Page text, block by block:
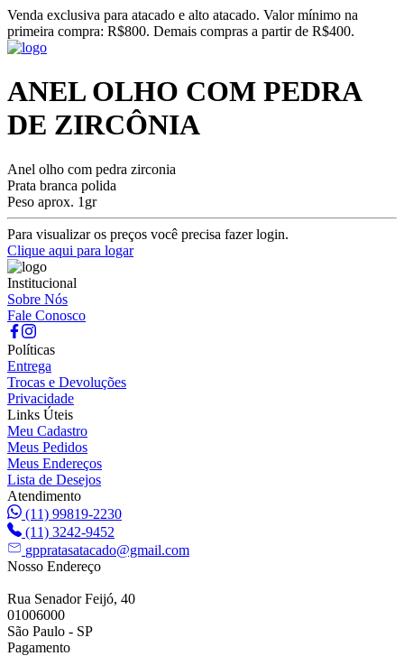
Venda exclusiva para atacado e alto atacado. Valor mínimo na
primeira compra: R$800. Demais compras a partir de R$400.
ANEL OLHO COM PEDRA
DE ZIRCÔNIA
Anel olho com pedra zirconia
Prata branca polida
Peso aprox. 1gr
Para visualizar os preços você precisa fazer login.
Clique aqui para logar
Institucional
Sobre Nós
Fale Conosco
Políticas
Entrega
Trocas e Devoluções
Privacidade
Links Úteis
Meu Cadastro
Meus Pedidos
Meus Endereços
Lista de Desejos
Atendimento
(11) 99819-2230
(11) 3242-9452
gppratasatacado@gmail.com
Nosso Endereço
Rua Senador Feijó, 40
01006000
São Paulo - SP
Pagamento